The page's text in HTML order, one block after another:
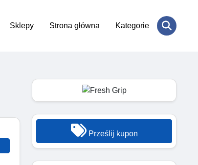
Sklepy Strona główna Kategorie
Prześlij kupon